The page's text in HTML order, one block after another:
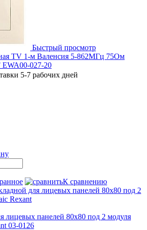
Быстрый просмотр
TV 1-м Валенсия 5-862МГц 75Ом
027-20
5-7 рабочих дней
К сравнению
лицевых панелей 80х80 под 2 модуля
03-0126